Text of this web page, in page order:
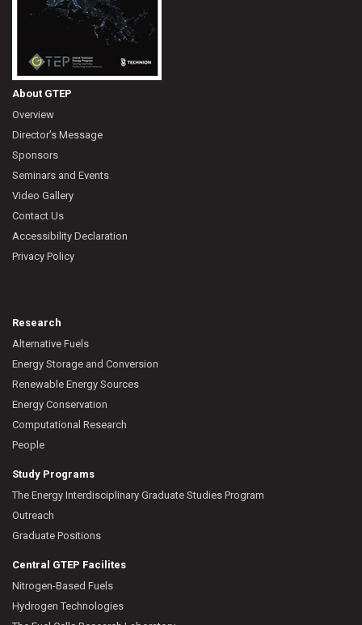
About GTEP
Overview
Director’s Message
Sponsors
Seminars and Events
Video Gallery
Contact Us
Accessibility Declaration
Privacy Policy
Research
Alternative Fuels
Energy Storage and Conversion
Renewable Energy Sources
Energy Conservation
Computational Research
People
Study Programs
The Energy Interdisciplinary Graduate Studies Program
Outreach
Graduate Positions
Central GTEP Facilites
Nitrogen-Based Fuels
Hydrogen Technologies